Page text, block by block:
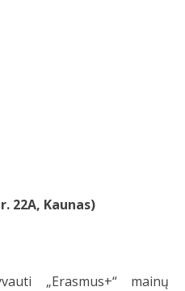
22A, Kaunas)
„Erasmus+“ mainų